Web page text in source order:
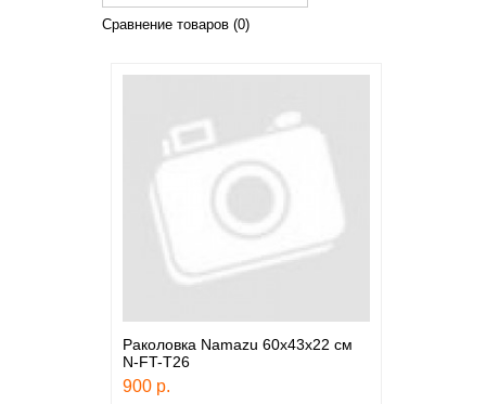
Сравнение товаров (0)
Раколовка Namazu 60х43х22 см
N-FT-T26
900 р.